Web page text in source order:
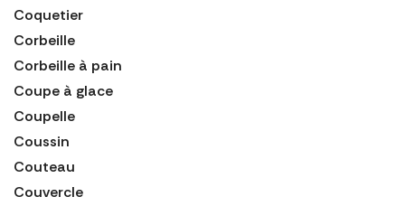
Coquetier
Corbeille
Corbeille à pain
Coupe à glace
Coupelle
Coussin
Couteau
Couvercle